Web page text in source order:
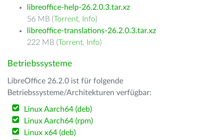
libreoffice-help-26.2.0.3.tar.xz
56 MB (Torrent, Info)
libreoffice-translations-26.2.0.3.tar.xz
222 MB (Torrent, Info)
Betriebssysteme
LibreOffice 26.2.0 ist für folgende
Betriebssysteme/Architekturen verfügbar:
Linux Aarch64 (deb)
Linux Aarch64 (rpm)
Linux x64 (deb)